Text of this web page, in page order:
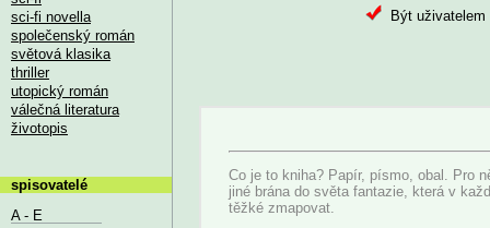
Být
Co je to kniha? Papír, písmo, obal. Pro
jiné brána do světa fantazie, která v
těžké zmapovat.
sci-fi novella
společenský román
světová klasika
thriller
utopický román
válečná literatura
životopis
spisovatelé
A - E